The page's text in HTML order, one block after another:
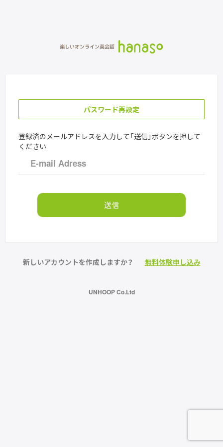
パスワード再設定
登録済のメールアドレスを入力して「送信」ボタンを押して
ください
新しいアカウントを作成しますか？ 無料体験申し込み
UNHOOP Co.Ltd